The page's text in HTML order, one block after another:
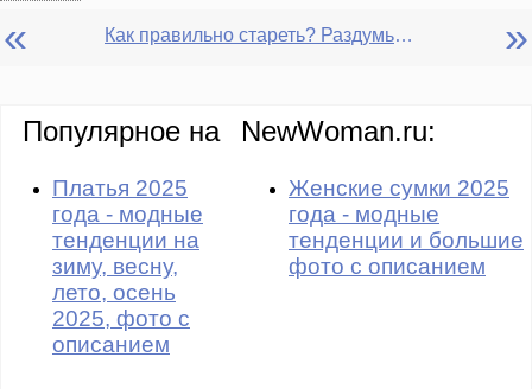
« Как правильно стареть? Раздумья современной женщины *бальзаковского* возраста »
Популярное на NewWoman.ru:
Платья 2025
года - модные
тенденции на
зиму, весну,
лето, осень
2025, фото с
описанием
Женские сумки 2025
года - модные
тенденции и большие
фото с описанием